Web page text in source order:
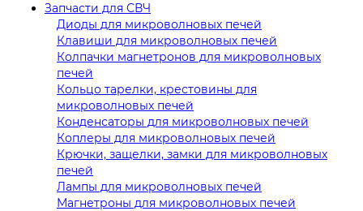
Запчасти для СВЧ
Диоды для микроволновых печей
Клавиши для микроволновых печей
Колпачки магнетронов для микроволновых
печей
Кольцо тарелки, крестовины для
микроволновых печей
Конденсаторы для микроволновых печей
Коплеры для микроволновых печей
Крючки, защелки, замки для микроволновых
печей
Лампы для микроволновых печей
Магнетроны для микроволновых печей